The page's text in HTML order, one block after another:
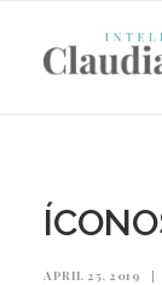
APRIL 25, 2019 |